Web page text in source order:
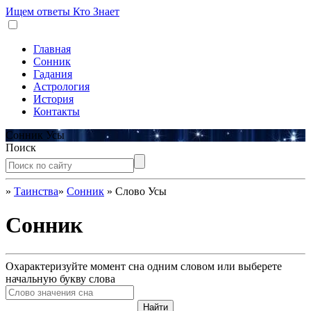
Ищем ответы Кто Знает
Главная
Сонник
Гадания
Астрология
История
Контакты
Сонник Усы
Поиск
» Таинства» Сонник » Слово Усы
Сонник
Охарактеризуйте момент сна одним словом или выберете
начальную букву слова